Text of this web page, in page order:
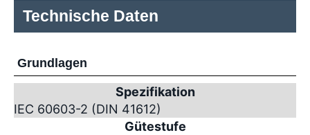
Technische Daten
Grundlagen
Spezifikation
IEC 60603-2 (DIN 41612)
Gütestufe